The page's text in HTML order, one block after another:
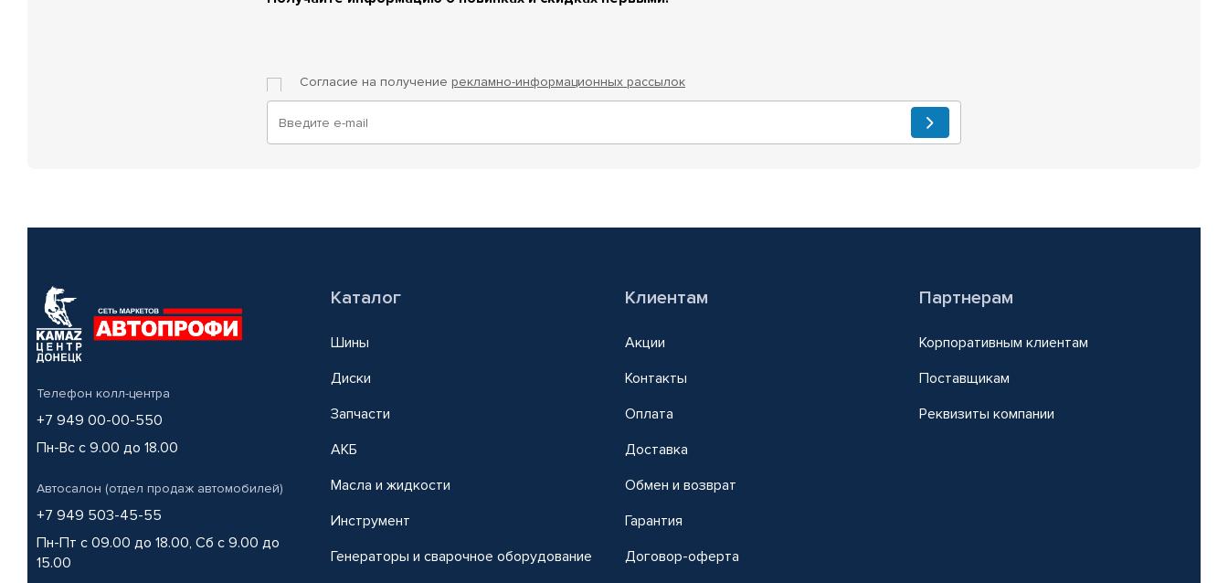
Согласие на получение рекламно-информационных рассылок
Телефон колл-центра
+7 949 00-00-550
Пн-Вс с 9.00 до 18.00
Автосалон (отдел продаж автомобилей)
+7 949 503-45-55
Пн-Пт с 09.00 до 18.00, Сб с 9.00 до
15.00
Каталог
Шины
Диски
Запчасти
АКБ
Масла и жидкости
Инструмент
Генераторы и сварочное оборудование
Клиентам
Акции
Контакты
Оплата
Доставка
Обмен и возврат
Гарантия
Договор-оферта
Партнерам
Корпоративным клиентам
Поставщикам
Реквизиты компании